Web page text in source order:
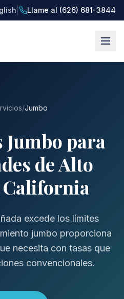
Llame al (626) 681-3844
/Jumbo
Jumbo para
de Alto
California
excede los límites
jumbo proporciona
necesita con tasas que
convencionales.